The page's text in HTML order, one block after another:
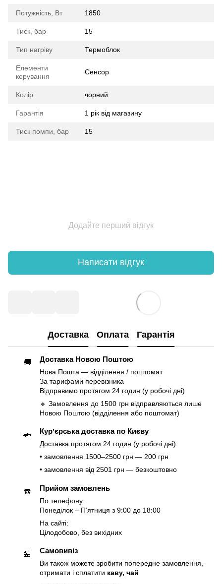
Потужність, Вт 1850
Тиск, бар 15
Тип нагріву Термоблок
Елементи
керування
Сенсор
Колір чорний
Гарантія 1 рік від магазину
Тиск помпи, бар 15
Додайте перший відгук
Написати відгук
Доставка Оплата Гарантія
🚚 Доставка Новою Поштою
Нова Пошта — відділення / поштомат
За тарифами перевізника
Відправимо протягом 24 годин (у робочі дні)
🔹 Замовлення до 1500 грн відправляються лише
Новою Поштою (відділення або поштомат)
🚗 Курʼєрська доставка по Києву
Доставка протягом 24 годин (у робочі дні)
• замовлення 1500–2500 грн — 200 грн
• замовлення від 2501 грн — безкоштовно
☎️ Прийом замовлень
По телефону:
Понеділок – Пʼятниця з 9:00 до 18:00
На сайті:
Цілодобово, без вихідних
🏪 Самовивіз
Ви також можете зробити попередне замовлення,
отримати і сплатити каву, чай